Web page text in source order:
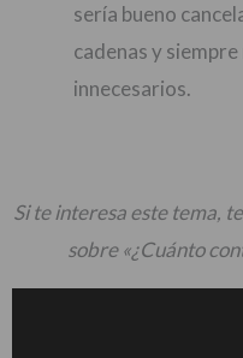
sería bueno
cadenas y
innecesarios.
Si te interesa este tema,
sobre «¿Cuánto